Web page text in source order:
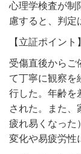
心理学検査が制
慮すると、判定
【立証ポイント】
受傷直後からご
て丁寧に観察を
行した。年齢を
された。また、
疲れ易くなった
変化や易疲労性